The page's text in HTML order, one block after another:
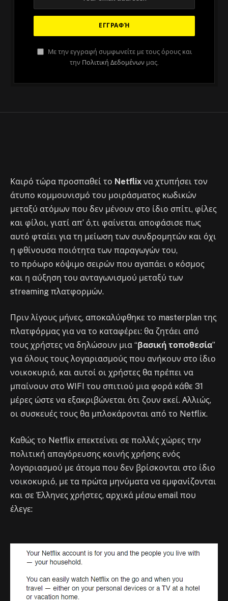
Με την εγγραφή συμφωνείτε με τους όρους και
την Πολιτική Δεδομένων μας.
ΆΡΘΡΑ
Καιρό τώρα προσπαθεί το Netflix να χτυπήσει τον
άτυπο κομμουνισμό του μοιράσματος κωδικών
μεταξύ ατόμων που δεν μένουν στο ίδιο σπίτι, φίλες
και φίλοι, γιατί απ’ ό,τι φαίνεται αποφάσισε πως
αυτό φταίει για τη μείωση των συνδρομητών και όχι
η φθίνουσα ποιότητα των παραγωγών του,
το πρόωρο κόψιμο σειρών που αγαπάει ο κόσμος
και η αύξηση του ανταγωνισμού μεταξύ των
streaming πλατφορμών.
Πριν λίγους μήνες, αποκαλύφθηκε το masterplan της
πλατφόρμας για να το καταφέρει: θα ζητάει από
τους χρήστες να δηλώσουν μια “βασική τοποθεσία”
για όλους τους λογαριασμούς που ανήκουν στο ίδιο
νοικοκυριό, και αυτοί οι χρήστες θα πρέπει να
μπαίνουν στο WIFI του σπιτιού μια φορά κάθε 31
μέρες ώστε να εξακριβώνεται ότι ζουν εκεί. Αλλιώς,
οι συσκευές τους θα μπλοκάρονται από το Netflix.
Καθώς το Netflix επεκτείνει σε πολλές χώρες την
πολιτική απαγόρευσης κοινής χρήσης ενός
λογαριασμού με άτομα που δεν βρίσκονται στο ίδιο
νοικοκυριό, με τα πρώτα μηνύματα να εμφανίζονται
και σε Έλληνες χρήστες, αρχικά μέσω email που
έλεγε: